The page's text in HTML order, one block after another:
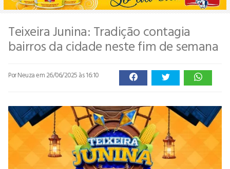
Teixeira Junina: Tradição contagia
bairros da cidade neste fim de semana
Por Neuzaem 26/06/2025 às 16:10